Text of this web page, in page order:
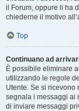
il Forum, oppure li ha
chiederne il motivo
Top
Continuano ad
È possibile eliminare
utilizzando le regole
Utente. Se si
segnala i messaggi ai
di inviare messaggi